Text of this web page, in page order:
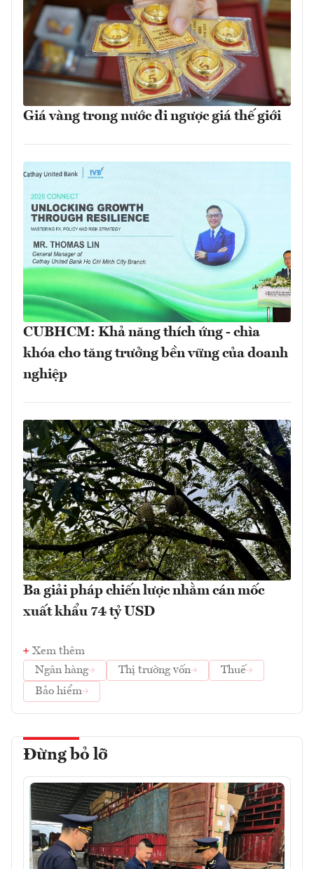
Giá vàng trong nước đi ngược giá thế giới
CUBHCM: Khả năng thích ứng - chìa
khóa cho tăng trưởng bền vững của doanh
nghiệp
Ba giải pháp chiến lược nhằm cán mốc
xuất khẩu 74 tỷ USD
Xem thêm
Ngân hàng
Thị trường vốn
Thuế
Bảo hiểm
Đừng bỏ lỡ